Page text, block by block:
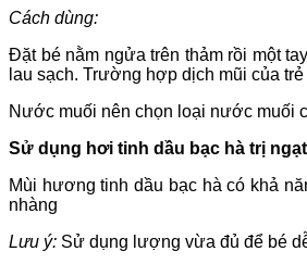
Cách dùng:
Đặt bé nằm ngửa trên thảm rồi một
lau sạch. Trường hợp dịch mũi của
Nước muối nên chọn loại nước muối
Sử dụng hơi tinh dầu bạc hà trị
Mùi hương tinh dầu bạc hà có khả
nhàng
Lưu ý: Sử dụng lượng vừa đủ để bé